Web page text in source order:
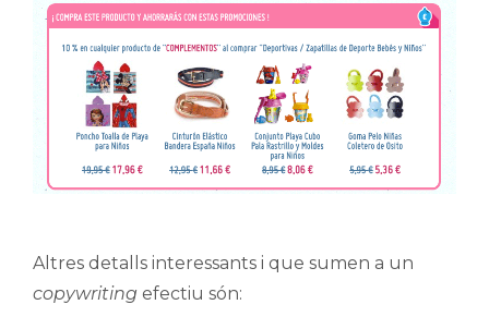
Altres detalls interessants i que sumen a un
copywriting efectiu són: